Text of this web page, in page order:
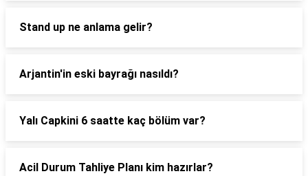
Stand up ne anlama gelir?
Arjantin'in eski bayrağı nasıldı?
Yalı Capkini 6 saatte kaç bölüm var?
Acil Durum Tahliye Planı kim hazırlar?